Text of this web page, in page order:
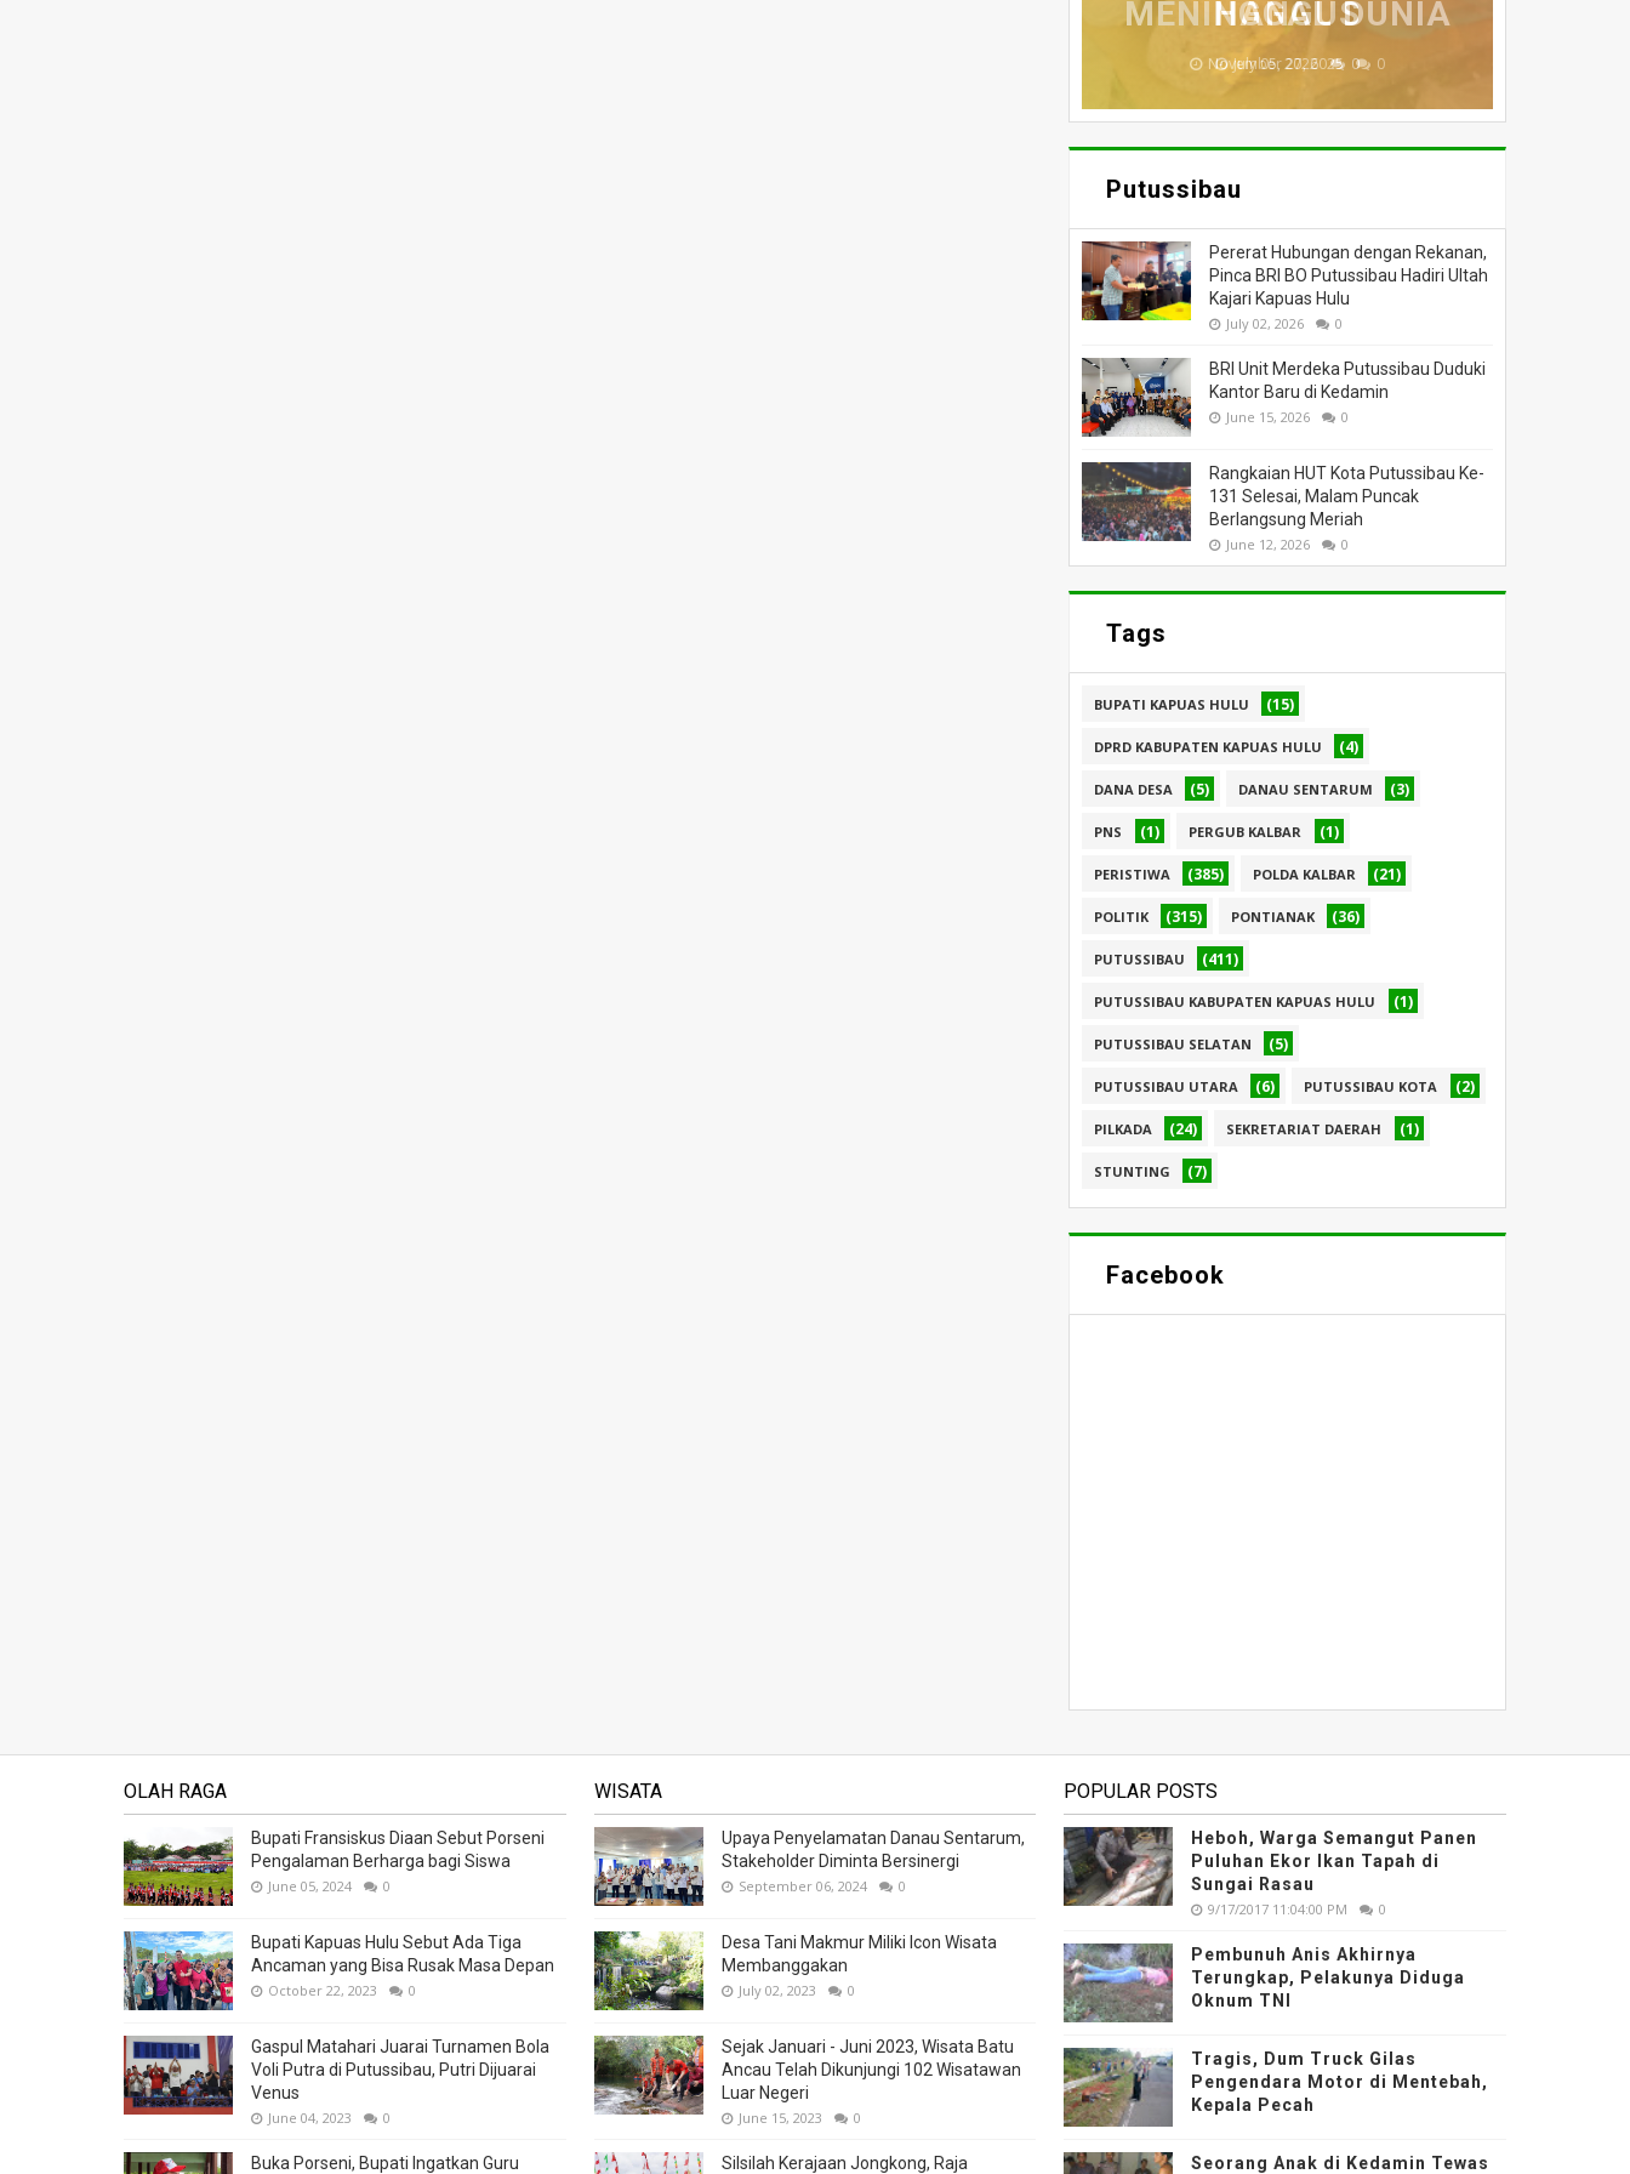
MENINGGAL DUNIA
July 05, 2026 0
HANGUS
November 27, 2025 0
BERI BANTUAN
March 26, 2025 0
DILALAP API
March 13, 2025 0
MASSA
February 18, 2025 0
Putussibau
Pererat Hubungan dengan Rekanan,
Pinca BRI BO Putussibau Hadiri Ultah
Kajari Kapuas Hulu
July 02, 2026 0
BRI Unit Merdeka Putussibau Duduki
Kantor Baru di Kedamin
June 15, 2026 0
Rangkaian HUT Kota Putussibau Ke-
131 Selesai, Malam Puncak
Berlangsung Meriah
June 12, 2026 0
Tags
BUPATI KAPUAS HULU (15)
DPRD KABUPATEN KAPUAS HULU (4)
DANA DESA (5) DANAU SENTARUM (3)
PNS (1) PERGUB KALBAR (1)
PERISTIWA (385) POLDA KALBAR (21)
POLITIK (315) PONTIANAK (36)
PUTUSSIBAU (411)
PUTUSSIBAU KABUPATEN KAPUAS HULU (1)
PUTUSSIBAU SELATAN (5)
PUTUSSIBAU UTARA (6) PUTUSSIBAU KOTA (2)
PILKADA (24) SEKRETARIAT DAERAH (1)
STUNTING (7)
Facebook
OLAH RAGA
Bupati Fransiskus Diaan Sebut Porseni
Pengalaman Berharga bagi Siswa
June 05, 2024 0
Bupati Kapuas Hulu Sebut Ada Tiga
Ancaman yang Bisa Rusak Masa Depan
October 22, 2023 0
Gaspul Matahari Juarai Turnamen Bola
Voli Putra di Putussibau, Putri Dijuarai
Venus
June 04, 2023 0
Buka Porseni, Bupati Ingatkan Guru
WISATA
Upaya Penyelamatan Danau Sentarum,
Stakeholder Diminta Bersinergi
September 06, 2024 0
Desa Tani Makmur Miliki Icon Wisata
Membanggakan
July 02, 2023 0
Sejak Januari - Juni 2023, Wisata Batu
Ancau Telah Dikunjungi 102 Wisatawan
Luar Negeri
June 15, 2023 0
Silsilah Kerajaan Jongkong, Raja
POPULAR POSTS
Heboh, Warga Semangut Panen
Puluhan Ekor Ikan Tapah di
Sungai Rasau
9/17/2017 11:04:00 PM 0
Pembunuh Anis Akhirnya
Terungkap, Pelakunya Diduga
Oknum TNI
Tragis, Dum Truck Gilas
Pengendara Motor di Mentebah,
Kepala Pecah
Seorang Anak di Kedamin Tewas